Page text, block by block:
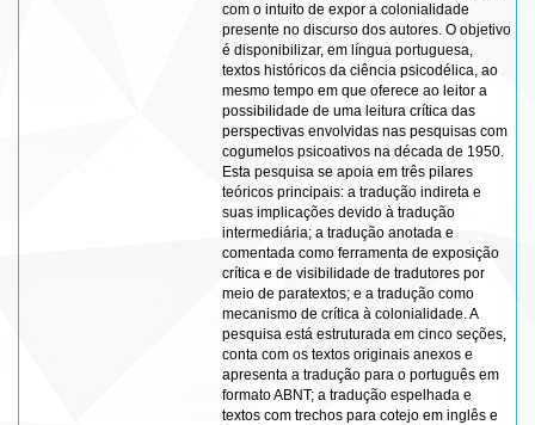
com o intuito de expor a colonialidade
presente no discurso dos autores. O objetivo
é disponibilizar, em língua portuguesa,
textos históricos da ciência psicodélica, ao
mesmo tempo em que oferece ao leitor a
possibilidade de uma leitura crítica das
perspectivas envolvidas nas pesquisas com
cogumelos psicoativos na década de 1950.
Esta pesquisa se apoia em três pilares
teóricos principais: a tradução indireta e
suas implicações devido à tradução
intermediária; a tradução anotada e
comentada como ferramenta de exposição
crítica e de visibilidade de tradutores por
meio de paratextos; e a tradução como
mecanismo de crítica à colonialidade. A
pesquisa está estruturada em cinco seções,
conta com os textos originais anexos e
apresenta a tradução para o português em
formato ABNT; a tradução espelhada e
textos com trechos para cotejo em inglês e